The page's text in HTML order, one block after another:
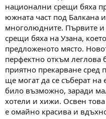
национални срещи бяха
южната част под Балкана
многолюдните. Първите
срещи бяха на Узана,
предложеното място.
перфектно откъм леглова
приятно прекарване
ще могат да се съберат на
било възможно, заради
хотели и хижи. Освен
е омайно красива и